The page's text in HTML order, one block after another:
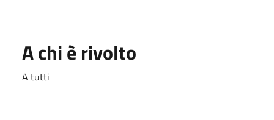
A chi è rivolto
A tutti